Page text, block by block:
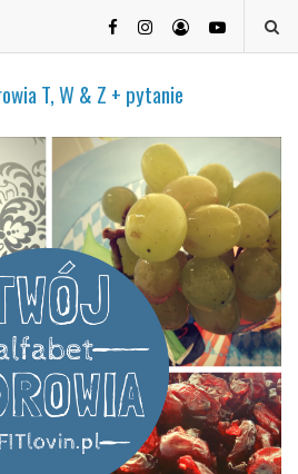
T, W & Z + pytanie